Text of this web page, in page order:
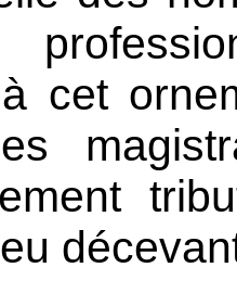
cet